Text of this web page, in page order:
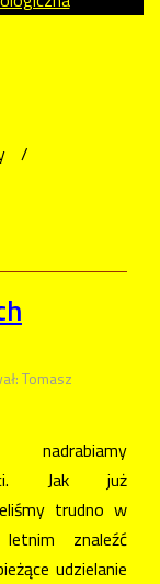
/
Tomasz
nadrabiamy
Jak już
trudno w
znaleźć
udzielanie